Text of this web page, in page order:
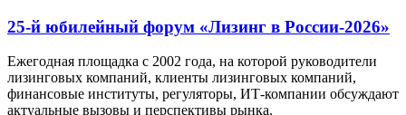
25-й юбилейный форум «Лизинг в России-2026»
Ежегодная площадка с 2002 года, на которой руководители
лизинговых компаний, клиенты лизинговых компаний,
финансовые институты, регуляторы, ИТ-компании обсуждают
актуальные вызовы и перспективы рынка.